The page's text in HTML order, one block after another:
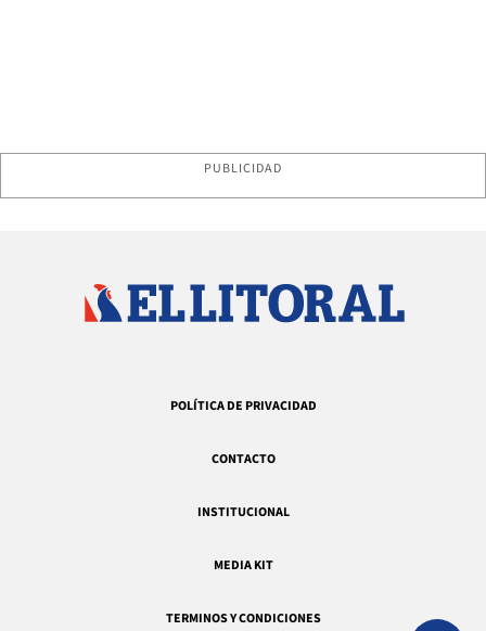
PUBLICIDAD
POLÍTICA DE PRIVACIDAD
CONTACTO
INSTITUCIONAL
MEDIA KIT
TERMINOS Y CONDICIONES